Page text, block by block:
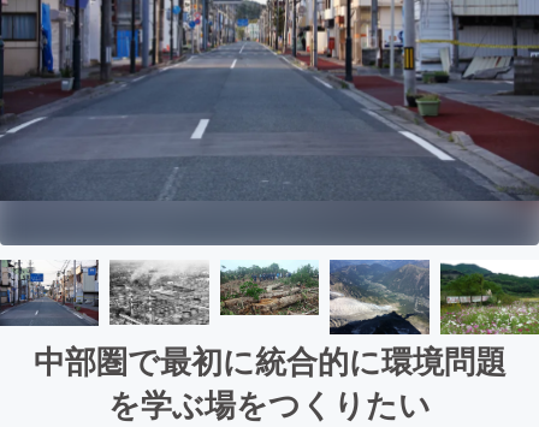
中部圏で最初に統合的に環境問題
を学ぶ場をつくりたい